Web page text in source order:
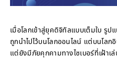
เมื่อโลกเข้าสู่ยุคดิจิทัลแบบเต็มใบ รู
ถูกนำไปไว้บนโลกออนไลน์ แต่บนโลก
แต่ยังมีภัยคุกคามทางไซเบอร์ที่เฝ้า